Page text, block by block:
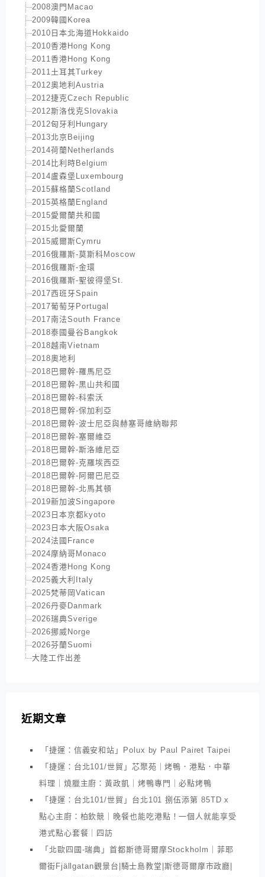
2008澳門Macao
2009韓國Korea
2010日本北海道Hokkaido
2010香港Hong Kong
2011香港Hong Kong
2011土耳其Turkey
2012奧地利Austria
2012捷克Czech Republic
2012斯洛伐克Slovakia
2012匈牙利Hungary
2013北京Beijing
2014荷蘭Netherlands
2014比利時Belgium
2014盧森堡Luxembourg
2015蘇格蘭Scotland
2015英格蘭England
2015愛爾蘭共和國
2015北愛爾蘭
2015威爾斯Cymru
2016俄羅斯-莫斯科Moscow
2016俄羅斯-金環
2016俄羅斯-聖彼得堡St.
2017西班牙Spain
2017葡萄牙Portugal
2017南法South France
2018泰國曼谷Bangkok
2018越南Vietnam
2018奧地利
2018巴爾幹-羅馬尼亞
2018巴爾幹-黑山共和國
2018巴爾幹-科索沃
2018巴爾幹-保加利亞
2018巴爾幹-波士尼亞與赫塞哥維納聯邦
2018巴爾幹-塞爾維亞
2018巴爾幹-斯洛維尼亞
2018巴爾幹-克羅埃西亞
2018巴爾幹-阿爾巴尼亞
2018巴爾幹-北馬其頓
2019新加波Singapore
2023日本京都kyoto
2023日本大阪Osaka
2024法國France
2024摩納哥Monaco
2024香港Hong Kong
2025義大利Italy
2025梵蒂岡Vatican
2026丹麥Danmark
2026瑞典Sverige
2026挪威Norge
2026芬蘭Suomi
大陸工作出差
近期文章
「捷運：信義安和站」Polux by Paul Pairet Taipei
「捷運：台北101/世貿」芯聚苑｜烤鴨．港點．中華
料理｜燒臘主廚：黃政凱｜烤鴨專門｜必點烤鴨
「捷運：台北101/世貿」台北101 捌伍添第 85TD x
點心主廚：柏欽競｜晚餐也能吃港點！一個人就能享受
港式點心套餐｜四訪
「北歐四國-瑞典」首都斯德哥爾摩Stockholm｜菲耶
爾街Fjällgatan觀景台|騎士島教堂|斯德哥爾摩市政廳|